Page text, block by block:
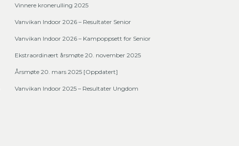
Vinnere kronerulling 2025
Vanvikan Indoor 2026 – Resultater Senior
Vanvikan Indoor 2026 – Kampoppsett for Senior
Ekstraordinært årsmøte 20. november 2025
Årsmøte 20. mars 2025 [Oppdatert]
Vanvikan Indoor 2025 – Resultater Ungdom